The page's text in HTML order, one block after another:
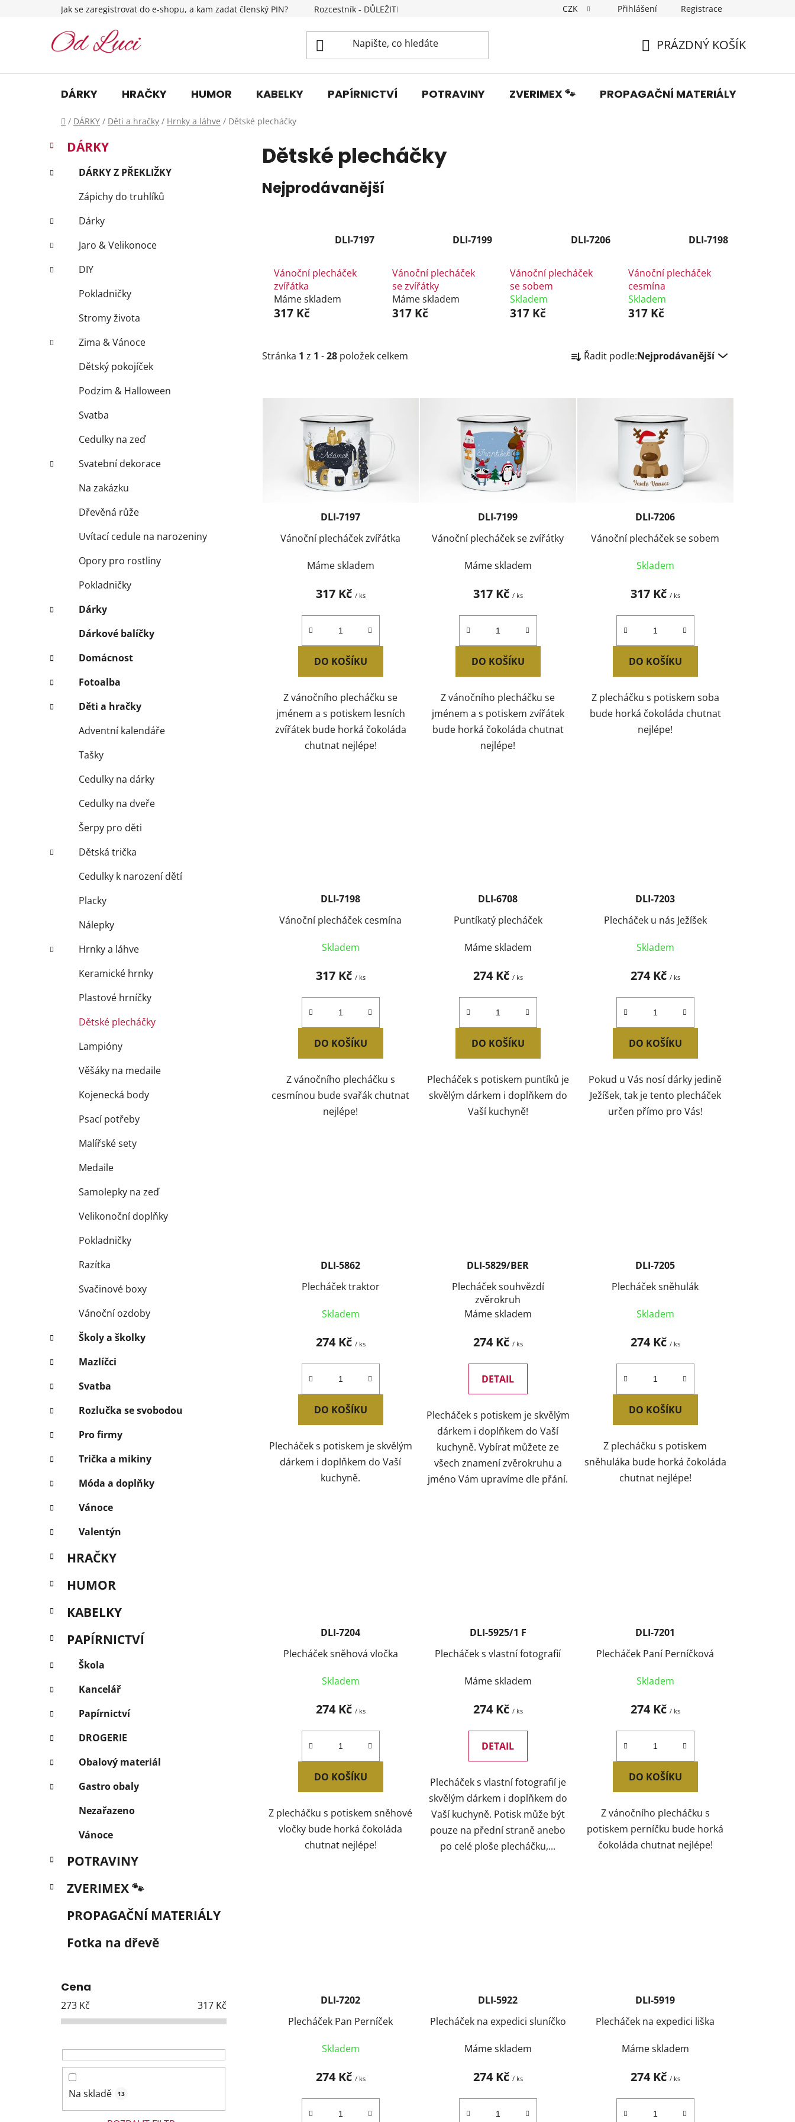
Jak se zaregistrovat do e-shopu, a kam zadat členský PIN? Rozcestník - DŮLEŽITÉ INFORMACE Dopravné Obchodní podmínky Podmínky ochrany
CZK Přihlášení Registrace
KOŠÍK
PRÁZDNÝ KOŠÍK
DÁRKY HRAČKY HUMOR KABELKY PAPÍRNICTVÍ POTRAVINY ZVERIMEX 🐾 PROPAGAČNÍ MATERIÁLY
Domů
/ DÁRKY / Děti a hračky / Hrnky a láhve / Dětské plecháčky
P
o
s
a
n
í
p
l
Přeskočit
kategorie
K
a
e
r
e
DÁRKY
DÁRKY Z PŘEKLIŽKY
Zápichy do truhlíků
Dárky
Jaro & Velikonoce
DIY
Pokladničky
Stromy života
Zima & Vánoce
Dětský pokojíček
Podzim & Halloween
Svatba
Cedulky na zeď
Svatební dekorace
Na zakázku
Dřevěná růže
Uvítací cedule na narozeniny
Opory pro rostliny
Pokladničky
Dárky
Dárkové balíčky
Domácnost
Fotoalba
Děti a hračky
Adventní kalendáře
Tašky
Cedulky na dárky
Cedulky na dveře
Šerpy pro děti
Dětská trička
Cedulky k narození dětí
Placky
Nálepky
Hrnky a láhve
Keramické hrnky
Plastové hrníčky
Dětské plecháčky
Lampióny
Věšáky na medaile
Kojenecká body
Psací potřeby
Malířské sety
Medaile
Samolepky na zeď
Velikonoční doplňky
Pokladničky
Razítka
Svačinové boxy
Vánoční ozdoby
Školy a školky
Mazlíčci
Svatba
Rozlučka se svobodou
Pro firmy
Trička a mikiny
Móda a doplňky
Vánoce
Valentýn
HRAČKY
HUMOR
KABELKY
PAPÍRNICTVÍ
Škola
Kancelář
Papírnictví
DROGERIE
Obalový materiál
Gastro obaly
Nezařazeno
Vánoce
POTRAVINY
ZVERIMEX 🐾
PROPAGAČNÍ MATERIÁLY
Fotka na dřevě
Cena
273 Kč 317 Kč
Na skladě 13
Dětské plecháčky
Nejprodávanější
DLI-7197
Vánoční plecháček
zvířátka
Máme skladem
317 Kč
DLI-7199
Vánoční plecháček
se zvířátky
Máme skladem
317 Kč
DLI-7206
Vánoční plecháček
se sobem
Skladem
317 Kč
DLI-7198
Vánoční plecháček
cesmína
Skladem
317 Kč
Stránka 1 z 1 -28 položek celkem a
e
Řadit podle:Nejprodávanější
DLI-7197
Vánoční plecháček zvířátka
Máme skladem
317 Kč / ks
DO KOŠÍKU
Z vánočního plecháčku se
jménem a s potiskem lesních
zvířátek bude horká čokoláda
chutnat nejlépe!
DLI-7199
Vánoční plecháček se zvířátky
Máme skladem
317 Kč / ks
DO KOŠÍKU
Z vánočního plecháčku se
jménem a s potiskem zvířátek
bude horká čokoláda chutnat
nejlépe!
DLI-7206
Vánoční plecháček se sobem
Skladem
317 Kč / ks
DO KOŠÍKU
Z plecháčku s potiskem soba
bude horká čokoláda chutnat
nejlépe!
DLI-7198
Vánoční plecháček cesmína
Skladem
317 Kč / ks
DO KOŠÍKU
Z vánočního plecháčku s
cesmínou bude svařák chutnat
nejlépe!
DLI-6708
Puntíkatý plecháček
Máme skladem
274 Kč / ks
DO KOŠÍKU
Plecháček s potiskem puntíků je
skvělým dárkem i doplňkem do
Vaší kuchyně!
DLI-7203
Plecháček u nás Ježíšek
Skladem
274 Kč / ks
DO KOŠÍKU
Pokud u Vás nosí dárky jedině
Ježíšek, tak je tento plecháček
určen přímo pro Vás!
DLI-5862
Plecháček traktor
Skladem
274 Kč / ks
DO KOŠÍKU
Plecháček s potiskem je skvělým
dárkem i doplňkem do Vaší
kuchyně.
DLI-5829/BER
Plecháček souhvězdí
zvěrokruh
Máme skladem
274 Kč / ks
DETAIL
Plecháček s potiskem je skvělým
dárkem i doplňkem do Vaší
kuchyně. Vybírat můžete ze
všech znamení zvěrokruhu a
jméno Vám upravíme dle přání.
DLI-7205
Plecháček sněhulák
Skladem
274 Kč / ks
DO KOŠÍKU
Z plecháčku s potiskem
sněhuláka bude horká čokoláda
chutnat nejlépe!
DLI-7204
Plecháček sněhová vločka
Skladem
274 Kč / ks
DO KOŠÍKU
Z plecháčku s potiskem sněhové
vločky bude horká čokoláda
chutnat nejlépe!
DLI-5925/1 F
Plecháček s vlastní fotografií
Máme skladem
274 Kč / ks
DETAIL
Plecháček s vlastní fotografií je
skvělým dárkem i doplňkem do
Vaší kuchyně. Potisk může být
pouze na přední straně anebo
po celé ploše plecháčku,...
DLI-7201
Plecháček Paní Perníčková
Skladem
274 Kč / ks
DO KOŠÍKU
Z vánočního plecháčku s
potiskem perníčku bude horká
čokoláda chutnat nejlépe!
DLI-7202
Plecháček Pan Perníček
Skladem
274 Kč / ks
DLI-5922
Plecháček na expedici sluníčko
Máme skladem
274 Kč / ks
DLI-5919
Plecháček na expedici liška
Máme skladem
274 Kč / ks